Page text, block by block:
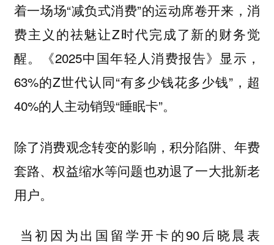
着一场场“减负式消费”的运动席卷开来，消
费主义的祛魅让Z时代完成了新的财务觉
醒。《2025中国年轻人消费报告》显示，
63%的Z世代认同“有多少钱花多少钱”，超
40%的人主动销毁“睡眠卡”。
除了消费观念转变的影响，积分陷阱、年费
套路、权益缩水等问题也劝退了一大批新老
用户。
当初因为出国留学开卡的90后晓晨表